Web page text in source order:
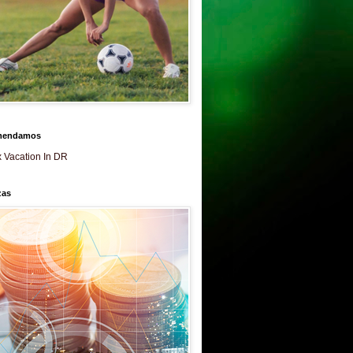
Vacation In DR